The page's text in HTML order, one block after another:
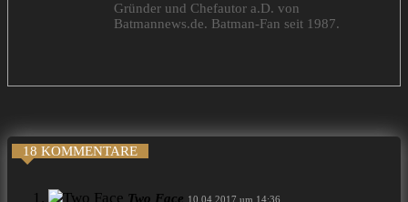
Gründer und Chefautor a.D. von
Batmannews.de. Batman-Fan seit 1987.
18 KOMMENTARE
Two Face 10.04.2017 um 14:36